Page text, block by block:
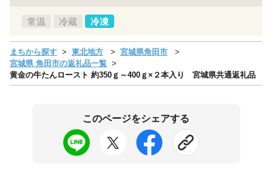
常温 冷蔵 冷凍
まちから探す 東北地方
宮城県角田市
宮城県 角田市の返礼品一覧
黄金の牛たんロースト 約350ｇ～400ｇ×２本入り 宮城県共通返礼品
このページをシェアする